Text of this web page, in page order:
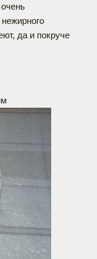
да и покруче